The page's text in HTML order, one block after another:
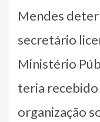
Mendes
secretário
Ministério
teria
organização